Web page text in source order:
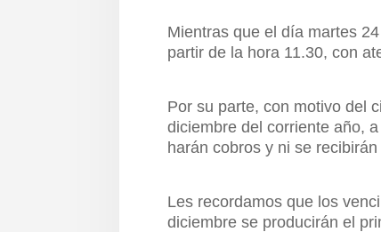
Mientras que el día martes
partir de la hora 11.30, con
Por su parte, con motivo del
diciembre del corriente año,
harán cobros y ni se
Les recordamos que los
diciembre se producirán el